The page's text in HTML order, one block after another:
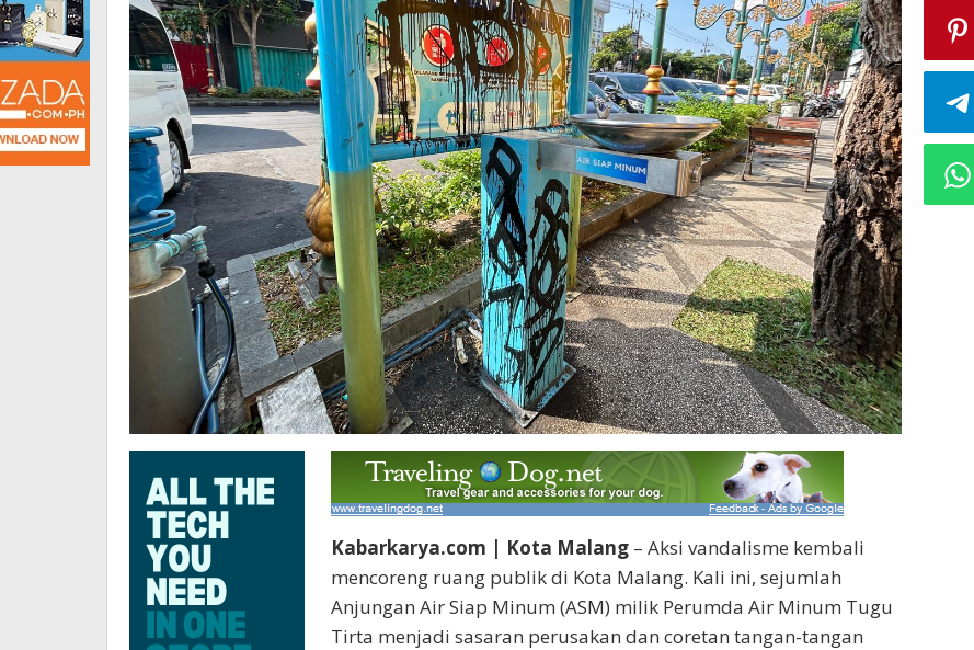
Kabarkarya.com | Kota Malang– Aksi vandalisme kembali
mencoreng ruang publik di Kota Malang. Kali ini, sejumlah
Anjungan Air Siap Minum (ASM) milik Perumda Air Minum Tugu
Tirta menjadi sasaran perusakan dan coretan tangan-tangan